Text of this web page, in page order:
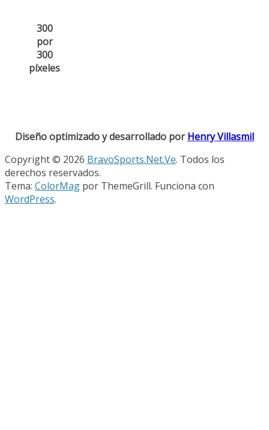
300
por
300
píxeles
Diseño optimizado y desarrollado porHenry Villasmil
Copyright © 2026 BravoSports.Net.Ve. Todos los
derechos reservados.
Tema: ColorMag por ThemeGrill. Funciona con
WordPress.